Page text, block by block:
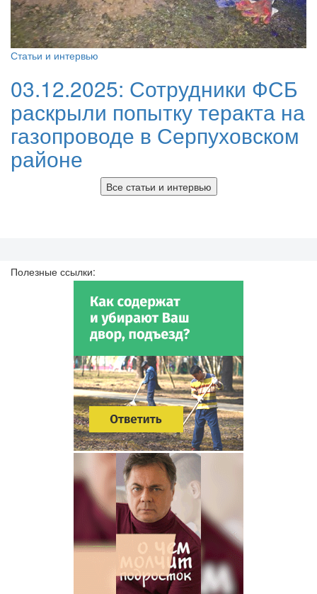
Статьи и интервью
03.12.2025: Сотрудники ФСБ
раскрыли попытку теракта на
газопроводе в Серпуховском
районе
Все статьи и интервью
Полезные ссылки: